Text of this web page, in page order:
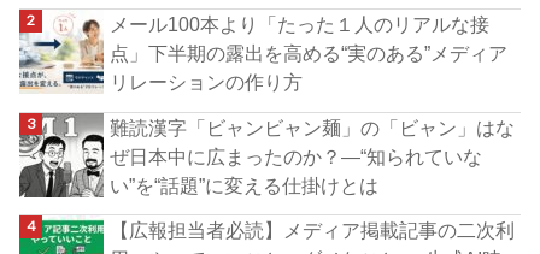
メール100本より「たった１人のリアルな接
点」下半期の露出を高める“実のある”メディア
リレーションの作り方
難読漢字「ビャンビャン麺」の「ビャン」はな
ぜ日本中に広まったのか？―“知られていな
い”を“話題”に変える仕掛けとは
【広報担当者必読】メディア掲載記事の二次利